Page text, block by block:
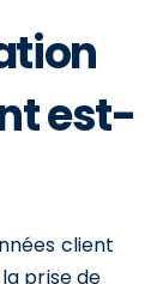
est-
client
prise de